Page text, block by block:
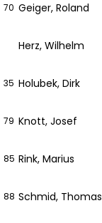
70 Geiger, Roland
Herz, Wilhelm
35 Holubek, Dirk
79 Knott, Josef
85 Rink, Marius
88 Schmid, Thomas